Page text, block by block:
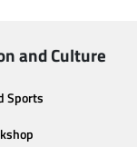
and Culture
Sports